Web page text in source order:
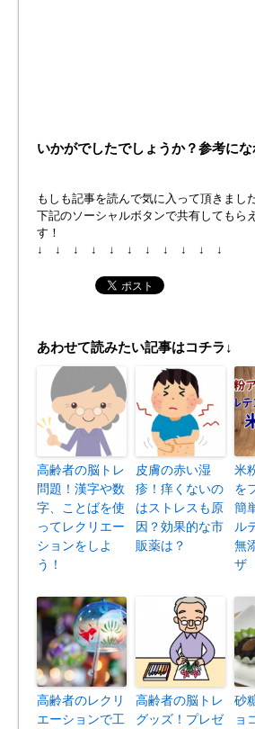
いかがでしたでしょうか？参考に
もしも記事を読んで気に入って頂きまし
下記のソーシャルボタンで共有してもら
す！
↓ ↓ ↓ ↓ ↓ ↓ ↓ ↓ ↓ ↓ ↓
あわせて読みたい記事はコチラ↓
高齢者の脳トレ
問題！漢字や数
字、ことばを使
ってレクリエー
ションをしよ
う！
皮膚の赤い湿
疹！痒くないの
はストレスも原
因？効果的な市
販薬は？
米
を
簡
ル
無
ザ
高齢者のレクリ
エーションで工
高齢者の脳トレ
グッズ！プレゼ
砂
ョ